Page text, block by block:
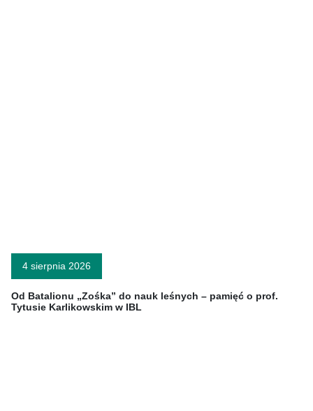
4 sierpnia 2026
Od Batalionu „Zośka” do nauk leśnych – pamięć o prof.
Tytusie Karlikowskim w IBL